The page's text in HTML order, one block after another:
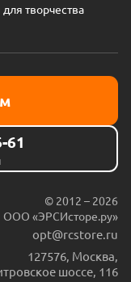
творчества
61
© 2012 – 2026
ООО «ЭРСИсторе.ру»
opt@rcstore.ru
127576 Москва
шоссе, 116